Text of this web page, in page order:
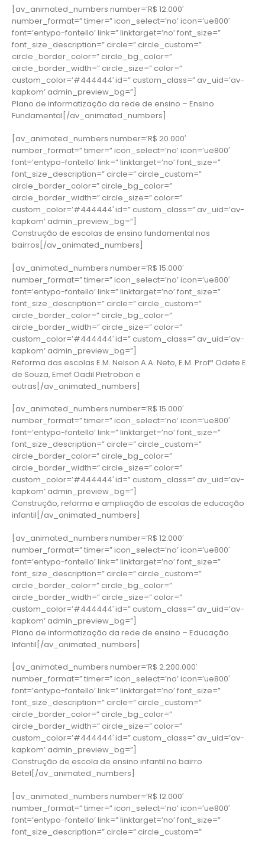
[av_animated_numbers number=’R$ 12.000′
number_format=” timer=” icon_select=’no’ icon=’ue800′
font=’entypo-fontello’ link=” linktarget=’no’ font_size=”
font_size_description=” circle=” circle_custom=”
circle_border_color=” circle_bg_color=”
circle_border_width=” circle_size=” color=”
custom_color=’#444444′ id=” custom_class=” av_uid=’av-
kapkom’ admin_preview_bg=”]
Plano de informatização da rede de ensino – Ensino
Fundamental[/av_animated_numbers]
[av_animated_numbers number=’R$ 20.000′
number_format=” timer=” icon_select=’no’ icon=’ue800′
font=’entypo-fontello’ link=” linktarget=’no’ font_size=”
font_size_description=” circle=” circle_custom=”
circle_border_color=” circle_bg_color=”
circle_border_width=” circle_size=” color=”
custom_color=’#444444′ id=” custom_class=” av_uid=’av-
kapkom’ admin_preview_bg=”]
Construção de escolas de ensino fundamental nos
bairros[/av_animated_numbers]
[av_animated_numbers number=’R$ 15.000′
number_format=” timer=” icon_select=’no’ icon=’ue800′
font=’entypo-fontello’ link=” linktarget=’no’ font_size=”
font_size_description=” circle=” circle_custom=”
circle_border_color=” circle_bg_color=”
circle_border_width=” circle_size=” color=”
custom_color=’#444444′ id=” custom_class=” av_uid=’av-
kapkom’ admin_preview_bg=”]
Reforma das escolas E.M. Nelson A.A. Neto, E.M. Profª Odete E.
de Souza, Emef Oadil Pietrobon e
outras[/av_animated_numbers]
[av_animated_numbers number=’R$ 15.000′
number_format=” timer=” icon_select=’no’ icon=’ue800′
font=’entypo-fontello’ link=” linktarget=’no’ font_size=”
font_size_description=” circle=” circle_custom=”
circle_border_color=” circle_bg_color=”
circle_border_width=” circle_size=” color=”
custom_color=’#444444′ id=” custom_class=” av_uid=’av-
kapkom’ admin_preview_bg=”]
Construção, reforma e ampliação de escolas de educação
infantil[/av_animated_numbers]
[av_animated_numbers number=’R$ 12.000′
number_format=” timer=” icon_select=’no’ icon=’ue800′
font=’entypo-fontello’ link=” linktarget=’no’ font_size=”
font_size_description=” circle=” circle_custom=”
circle_border_color=” circle_bg_color=”
circle_border_width=” circle_size=” color=”
custom_color=’#444444′ id=” custom_class=” av_uid=’av-
kapkom’ admin_preview_bg=”]
Plano de informatização da rede de ensino – Educação
Infantil[/av_animated_numbers]
[av_animated_numbers number=’R$ 2.200.000′
number_format=” timer=” icon_select=’no’ icon=’ue800′
font=’entypo-fontello’ link=” linktarget=’no’ font_size=”
font_size_description=” circle=” circle_custom=”
circle_border_color=” circle_bg_color=”
circle_border_width=” circle_size=” color=”
custom_color=’#444444′ id=” custom_class=” av_uid=’av-
kapkom’ admin_preview_bg=”]
Construção de escola de ensino infantil no bairro
Betel[/av_animated_numbers]
[av_animated_numbers number=’R$ 12.000′
number_format=” timer=” icon_select=’no’ icon=’ue800′
font=’entypo-fontello’ link=” linktarget=’no’ font_size=”
font_size_description=” circle=” circle_custom=”